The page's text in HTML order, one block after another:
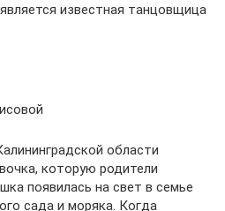
известная танцовщица
области
которую родители
появилась на свет в семье
сада и моряка. Когда